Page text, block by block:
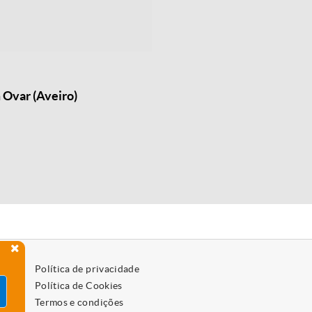
Ovar (Aveiro)
Política de privacidade
Política de Cookies
Termos e condições